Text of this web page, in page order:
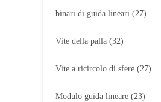
binari di guida lineari (27)
Vite della palla (32)
Vite a ricircolo di sfere (27)
Modulo guida lineare (23)